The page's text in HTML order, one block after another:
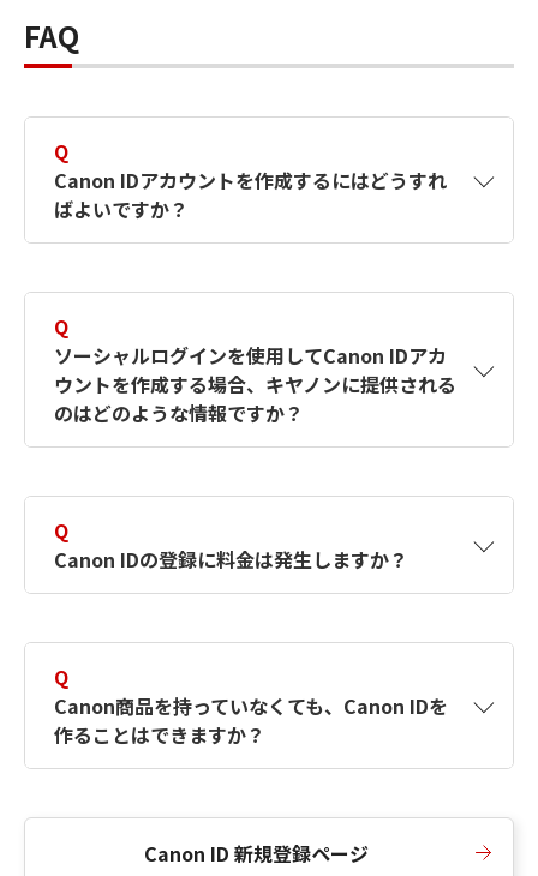
FAQ
Q
Canon IDアカウントを作成するにはどうすれ
ばよいですか？
す。詳しい作成方法は【カメラ】Canon IDとは
何ですか？Canon IDの作成方法は？をご確認く
ださい。
Q
ソーシャルログインを使用してCanon IDアカ
ウントを作成する場合、キヤノンに提供される
のはどのような情報ですか？
択したサービスから取得します。アカウントを
簡単に作成できるように、この情報を使用して
Canon IDの登録フォームを入力します。
Q
Canon IDの登録に料金は発生しますか？
Q
Canon商品を持っていなくても、Canon IDを
作ることはできますか？
Canon ID 新規登録ページ